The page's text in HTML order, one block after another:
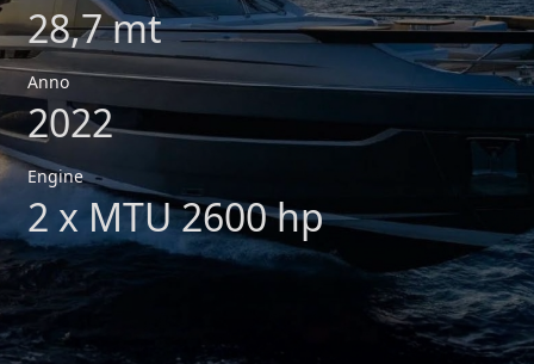
28,7 mt
Anno
2022
Engine
2 x MTU 2600 hp